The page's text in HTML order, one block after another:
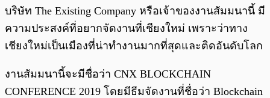
บริษัท The Existing Company หรือเจ้าของงานสัมมนานี้ มี
ความประสงค์ที่อยากจัดงานที่เชียงใหม่ เพราะว่าทาง
เชียงใหม่เป็นเมืองที่น่าทำงานมากที่สุดและติดอันดับโลก
งานสัมมนานี้จะมีชื่อว่า CNX BLOCKCHAIN
CONFERENCE 2019 โดยมีธีมจัดงานที่ชื่อว่า Blockchain